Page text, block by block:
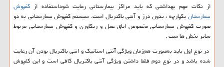
از نکات مهم بهداشتی که باید مراکز بیمارستانی رعایت شوداستفاده از کفپوش
بیمارستانیکپارچه ، بدون درز و آنتی باکتریال است. سیستم کفپوش بیمارستانی به دو
صورت کفپوش بیمارستانی مخصوص اتاق عمل و ریکاوری و کفپوش بیمارستانی مربوط
سایر بخش ها ست .
در نوع اول باید به‌صورت هم‌زمان ویژگی آنتی استاتیک و انتی باکتریال بودن آن رعایت
شده باشد و در نوع دوم فقط داشتن ویژگی آنتی باکتریال کافی است و این کفپوش